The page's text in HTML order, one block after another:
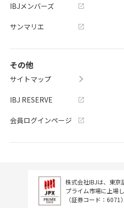
IBJメンバーズ
サンマリエ
その他
サイトマップ
IBJ RESERVE
会員ログインページ
株式会社IBJは、東京
プライム市場に上場し
（証券コード：6071）